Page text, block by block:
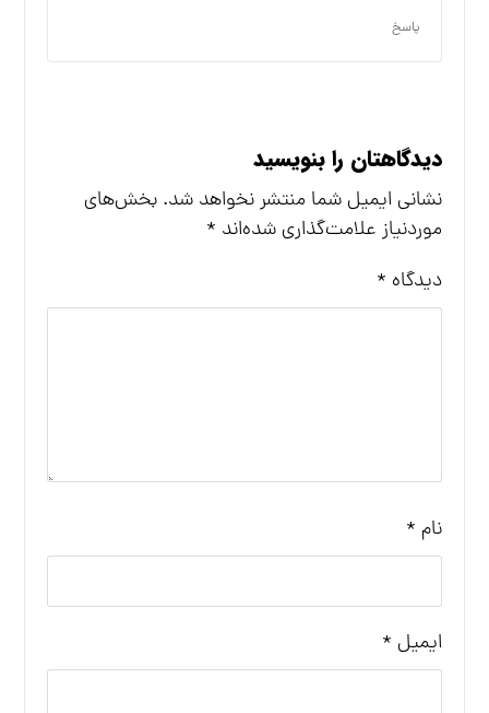
پاسخ
دیدگاهتان را بنویسید
نشانی ایمیل شما منتشر نخواهد شد. بخش‌های
موردنیاز علامت‌گذاری شده‌اند *
دیدگاه *
نام *
ایمیل *